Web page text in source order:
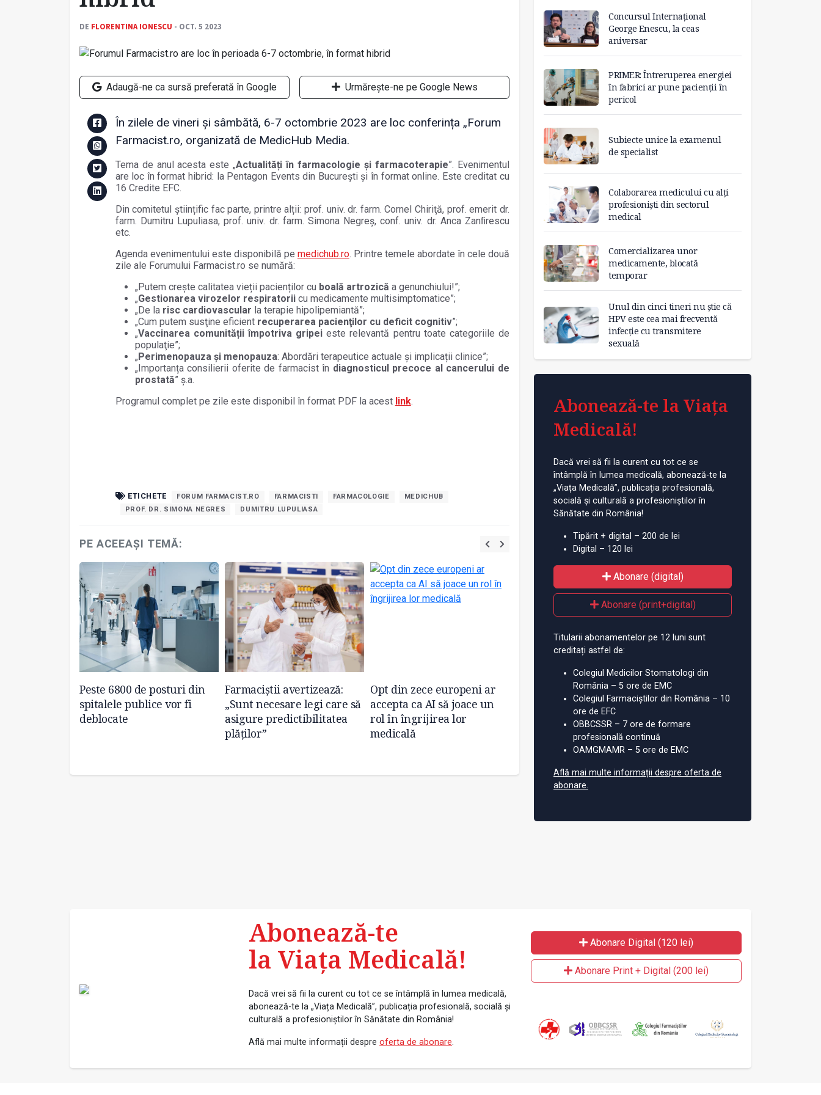
DE FLORENTINA IONESCU - OCT. 5 2023
Adaugă-ne ca sursă preferată în Google Urmărește-ne pe Google News
În zilele de vineri și sâmbătă, 6-7 octombrie 2023 are loc conferința „Forum
Farmacist.ro, organizată de MedicHub Media.
Tema de anul acesta este „Actualități în farmacologie și farmacoterapie”. Evenimentul
are loc în format hibrid: la Pentagon Events din București și în format online. Este creditat cu
16 Credite EFC.
Din comitetul științific fac parte, printre alții: prof. univ. dr. farm. Cornel Chiriţă, prof. emerit dr.
farm. Dumitru Lupuliasa, prof. univ. dr. farm. Simona Negreş, conf. univ. dr. Anca Zanﬁrescu
etc.
Agenda evenimentului este disponibilă pe medichub.ro. Printre temele abordate în cele două
zile ale Forumului Farmacist.ro se numără:
„Putem crește calitatea vieții pacienților cu boală artrozică a genunchiului!”;
„Gestionarea virozelor respiratorii cu medicamente multisimptomatice”;
„De la risc cardiovascular la terapie hipolipemiantă”;
„Cum putem susţine eficient recuperarea pacienţilor cu deficit cognitiv”;
„Vaccinarea comunității împotriva gripei este relevantă pentru toate categoriile de
populaţie”;
„Perimenopauza și menopauza: Abordări terapeutice actuale și implicații clinice”;
„Importanța consilierii oferite de farmacist în diagnosticul precoce al cancerului de
prostată” ș.a.
Programul complet pe zile este disponibil în format PDF la acest link.
ETICHETE FORUM FARMACIST.RO FARMACISTI FARMACOLOGIE
MEDICHUB
PROF. DR. SIMONA NEGRES
DUMITRU LUPULIASA
PE ACEEAȘI TEMĂ:
Peste 6800 de posturi din
spitalele publice vor fi
deblocate
Farmaciștii avertizează:
„Sunt necesare legi care să
asigure predictibilitatea
plăților”
Opt din zece europeni ar
accepta ca AI să joace un
rol în îngrijirea lor
medicală
Sesiune de instruire de
farmacovigilență, în
octombrie, la București
Medicamentele care conțin
substanțe stupefiante,
eliberate exclusiv de
Concursul Internațional
George Enescu, la ceas
aniversar
PRIMER: Întreruperea energiei
în fabrici ar pune pacienții în
pericol
Subiecte unice la examenul
de specialist
Colaborarea medicului cu alți
profesioniști din sectorul
medical
Comercializarea unor
medicamente, blocată
temporar
Unul din cinci tineri nu știe că
HPV este cea mai frecventă
infecție cu transmitere
sexuală
Abonează-te la Viața
Medicală!
Dacă vrei să fii la curent cu tot ce se
întâmplă în lumea medicală, abonează-te la
„Viața Medicală”, publicația profesională,
socială și culturală a profesioniștilor în
Sănătate din România!
Tipărit + digital – 200 de lei
Digital – 120 lei
Abonare (digital)
Abonare (print+digital)
Titularii abonamentelor pe 12 luni sunt
creditați astfel de:
Colegiul Medicilor Stomatologi din
România – 5 ore de EMC
Colegiul Farmaciștilor din România – 10
ore de EFC
OBBCSSR – 7 ore de formare
profesională continuă
OAMGMAMR – 5 ore de EMC
Află mai multe informații despre oferta de
abonare.
Abonează-te
la Viața Medicală!
Dacă vrei să fii la curent cu tot ce se întâmplă în lumea medicală,
abonează-te la „Viața Medicală”, publicația profesională, socială și
culturală a profesioniștilor în Sănătate din România!
Află mai multe informații despre oferta de abonare.
Abonare Digital (120 lei)
Abonare Print + Digital (200 lei)